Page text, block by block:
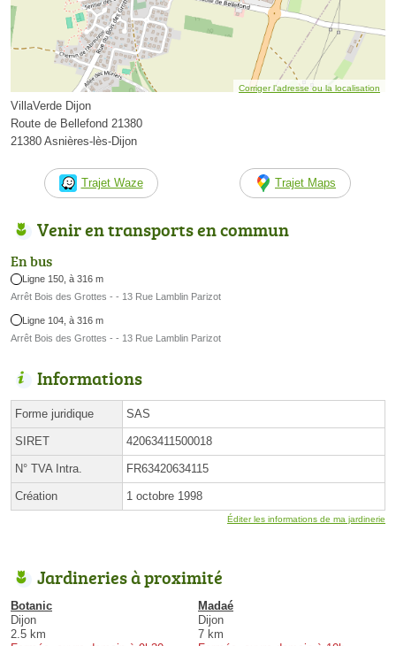
Corriger l’adresse ou la localisation
VillaVerde Dijon
Route de Bellefond 21380
21380 Asnières-lès-Dijon
Trajet Waze Trajet Maps
Venir en transports en commun
En bus
Ligne 150, à 316 m
Arrêt Bois des Grottes - - 13 Rue Lamblin Parizot
Ligne 104, à 316 m
Arrêt Bois des Grottes - - 13 Rue Lamblin Parizot
Informations
Forme juridique SAS
SIRET 42063411500018
N° TVA Intra. FR63420634115
Création 1 octobre 1998
Éditer les informations de ma jardinerie
Jardineries à proximité
Botanic
Dijon
2.5 km
Madaé
Dijon
7 km